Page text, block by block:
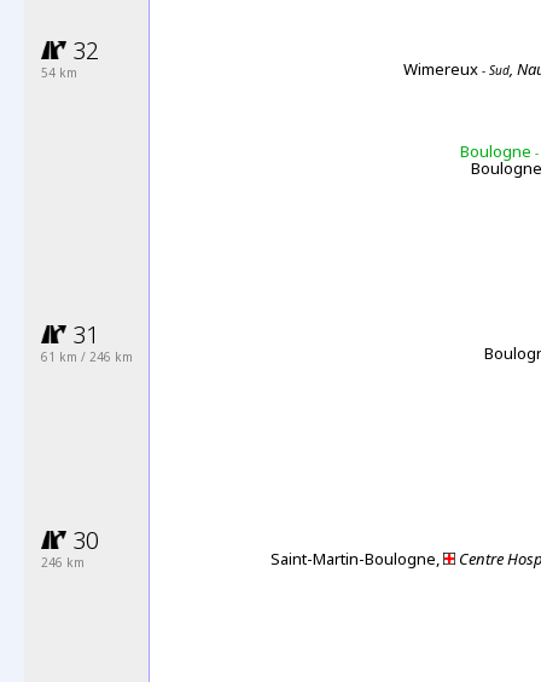
32
54 km Wimereux - Sud,
Boulogne -
Boulogne
31
61 km / 246 km
30
246 km Saint-Martin-Boulogne, Centre